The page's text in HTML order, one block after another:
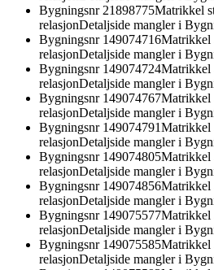
Bygningsnr 21898775Matrikkel
relasjonDetaljside mangler i
Bygningsnr 149074716Matrikkel
relasjonDetaljside mangler i
Bygningsnr 149074724Matrikkel
relasjonDetaljside mangler i
Bygningsnr 149074767Matrikkel
relasjonDetaljside mangler i
Bygningsnr 149074791Matrikkel
relasjonDetaljside mangler i
Bygningsnr 149074805Matrikkel
relasjonDetaljside mangler i
Bygningsnr 149074856Matrikkel
relasjonDetaljside mangler i
Bygningsnr 149075577Matrikkel
relasjonDetaljside mangler i
Bygningsnr 149075585Matrikkel
relasjonDetaljside mangler i